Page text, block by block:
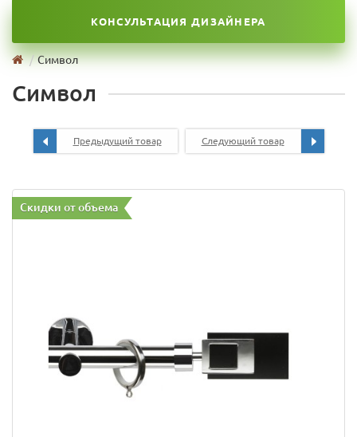
КОНСУЛЬТАЦИЯ ДИЗАЙНЕРА
Символ
Символ
Предыдущий товар Следующий товар
Скидки от объема